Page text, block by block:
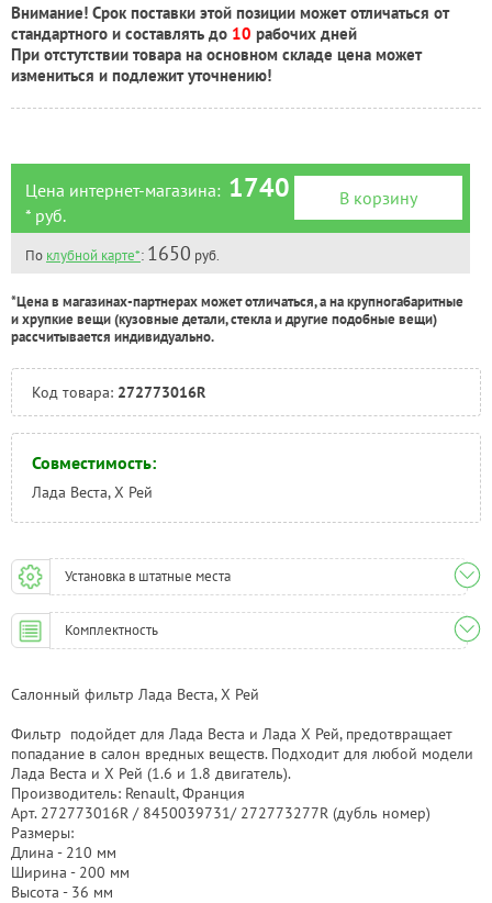
Самара:
Под заказ
Тверь:
Под заказ
Тюмень:
Под заказ
Внимание! Срок поставки этой позиции может отличаться от
стандартного и составлять до 10 рабочих дней
При отстутствии товара на основном складе цена может
измениться и подлежит уточнению!
Цена интернет-магазина: 1740
* руб.
В корзину
По клубной карте*: 1650 руб.
*Цена в магазинах-партнерах может отличаться, а на крупногабаритные
и хрупкие вещи (кузовные детали, стекла и другие подобные вещи)
рассчитывается индивидуально.
Код товара: 272773016R
Совместимость:
Лада Веста, Х Рей
Установка в штатные места
Комплектность
Салонный фильтр Лада Веста, Х Рей
Фильтр подойдет для Лада Веста и Лада Х Рей, предотвращает
попадание в салон вредных веществ. Подходит для любой модели
Лада Веста и Х Рей (1.6 и 1.8 двигатель).
Производитель: Renault, Франция
Арт. 272773016R / 8450039731/ 272773277R (дубль номер)
Размеры:
Длина - 210 мм
Ширина - 200 мм
Высота - 36 мм